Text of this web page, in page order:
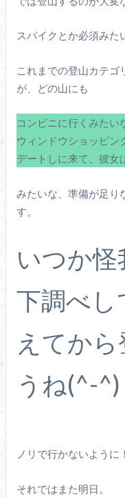
スパイクとか必須みた
これまでの登山カテゴ
が、どの山にも
コンビニに行くみたい
ウィンドウショッピン
デートしに来て、彼女
みたいな、準備が足り
す。
いつか怪
下調べし
えてか
うね(^-^)
ノリで行かないように！
それではまた明日。